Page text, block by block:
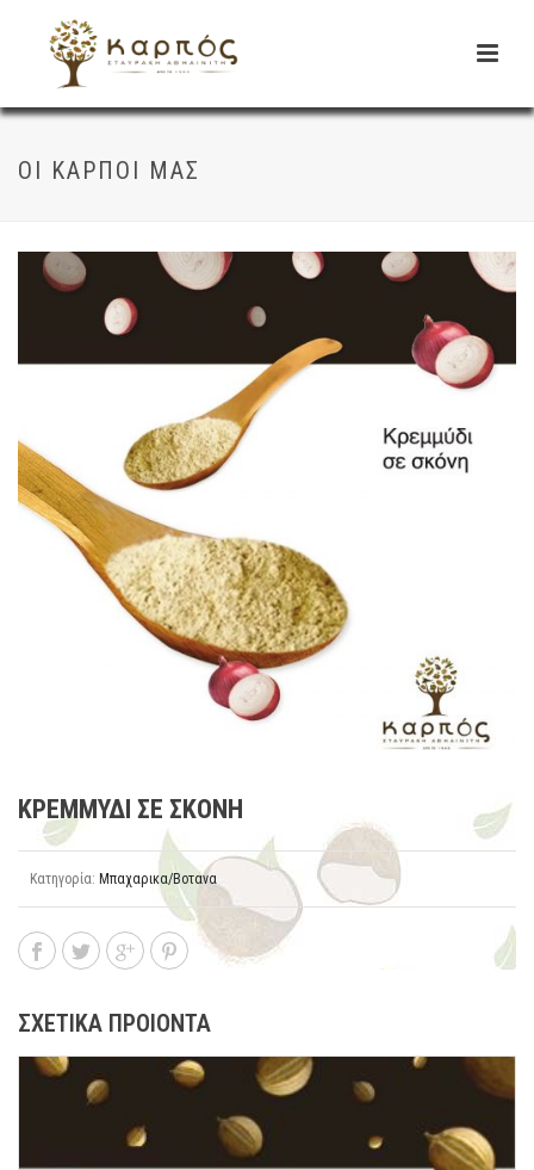
ΟΙ ΚΑΡΠΟΊ ΜΑΣ
ΚΡΕΜΜΥΔΙ ΣΕ ΣΚΟΝΗ
Κατηγορία: Μπαχαρικα/Βοτανα
ΣΧΕΤΙΚΑ ΠΡΟΙΟΝΤΑ